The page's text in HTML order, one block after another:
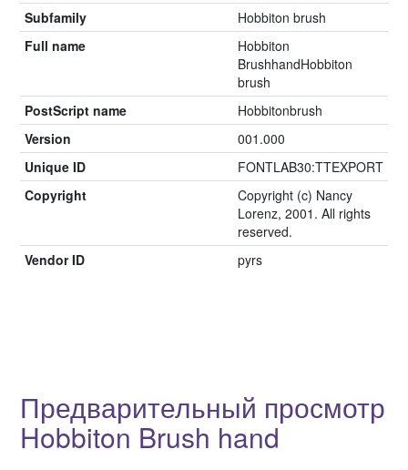
Subfamily
Hobbiton brush
Full name
Hobbiton
BrushhandHobbiton
brush
PostScript name
Hobbitonbrush
Version
001.000
Unique ID
FONTLAB30:TTEXPORT
Copyright
Copyright (c) Nancy
Lorenz, 2001. All rights
reserved.
Vendor ID
pyrs
Предварительный просмотр
Hobbiton Brush hand